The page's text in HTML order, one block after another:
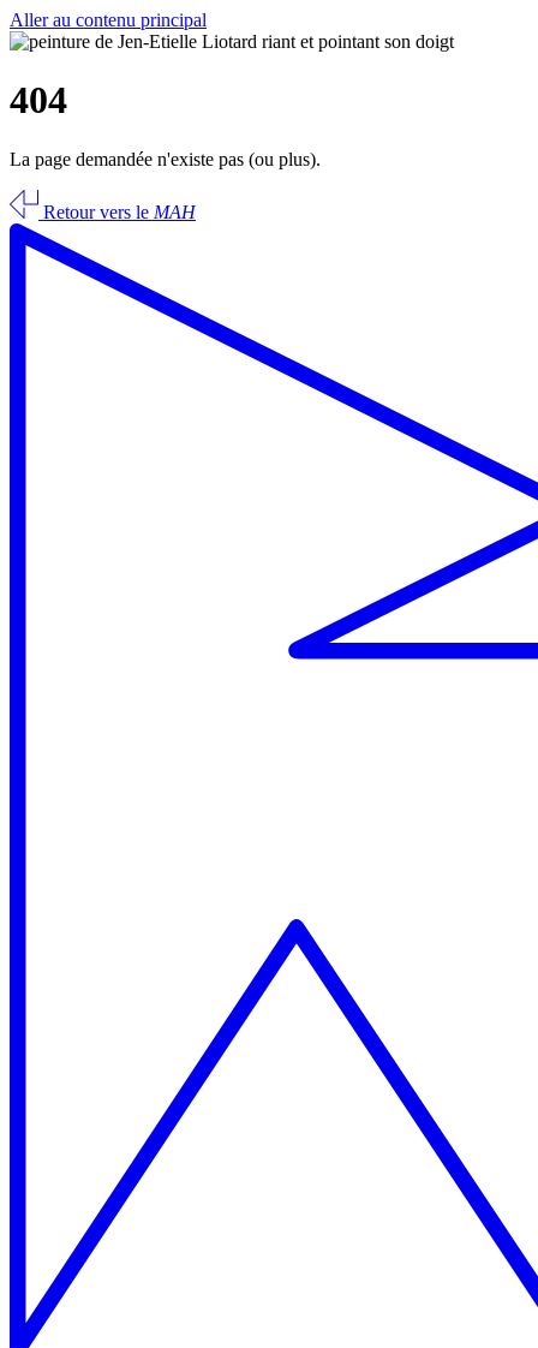
Aller au contenu principal
404
La page demandée n'existe pas (ou plus).
Retour vers le MAH